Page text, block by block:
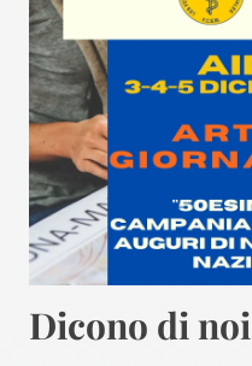
Dicono di noi